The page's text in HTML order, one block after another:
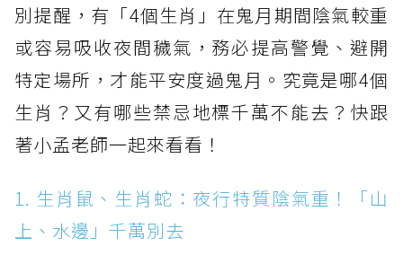
別提醒，有「4個生肖」在鬼月期間陰氣較重
或容易吸收夜間穢氣，務必提高警覺、避開
特定場所，才能平安度過鬼月。究竟是哪4個
生肖？又有哪些禁忌地標千萬不能去？快跟
著小孟老師一起來看看！
1. 生肖鼠、生肖蛇：夜行特質陰氣重！「山
上、水邊」千萬別去